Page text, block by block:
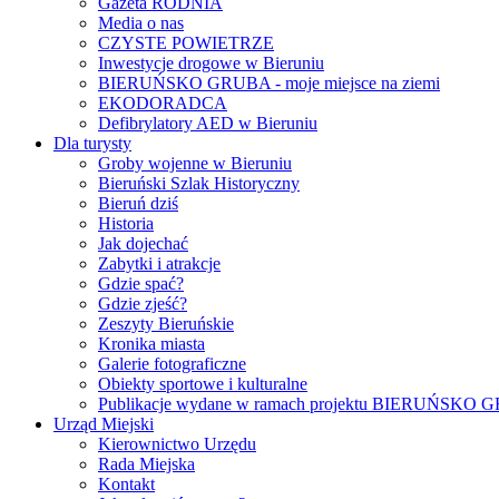
Media o nas
CZYSTE POWIETRZE
Inwestycje drogowe w Bieruniu
BIERUŃSKO GRUBA - moje miejsce na ziemi
EKODORADCA
Defibrylatory AED w Bieruniu
Dla turysty
Groby wojenne w Bieruniu
Bieruński Szlak Historyczny
Bieruń dziś
Historia
Jak dojechać
Zabytki i atrakcje
Gdzie spać?
Gdzie zjeść?
Zeszyty Bieruńskie
Kronika miasta
Galerie fotograficzne
Obiekty sportowe i kulturalne
Publikacje wydane w ramach projektu BIERUŃSKO
Urząd Miejski
Kierownictwo Urzędu
Rada Miejska
Kontakt